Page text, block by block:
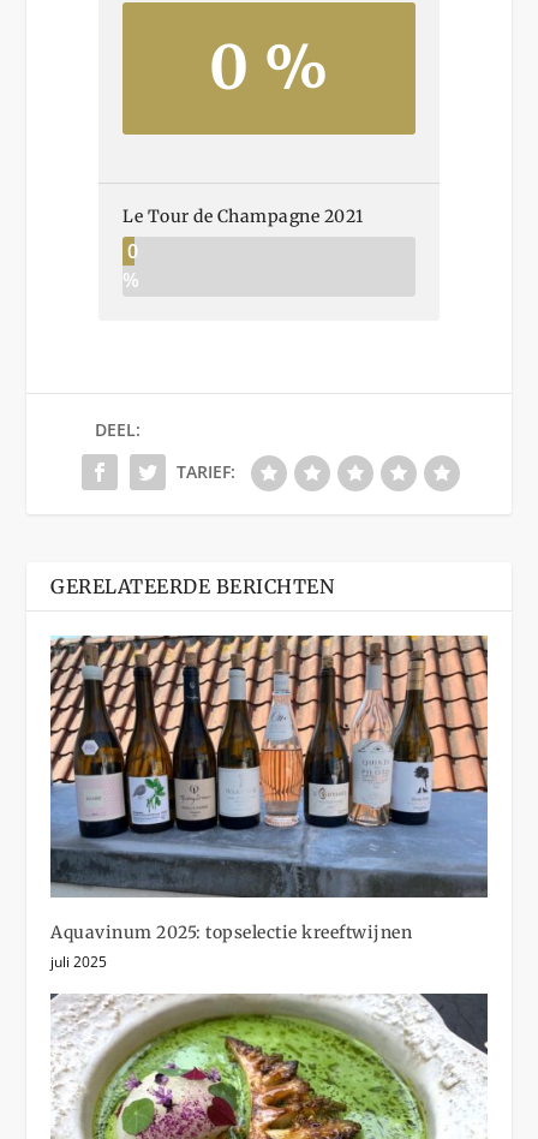
0 %
Le Tour de Champagne 2021
0
%
DEEL:
TARIEF:
GERELATEERDE BERICHTEN
Aquavinum 2025: topselectie kreeftwijnen
juli 2025